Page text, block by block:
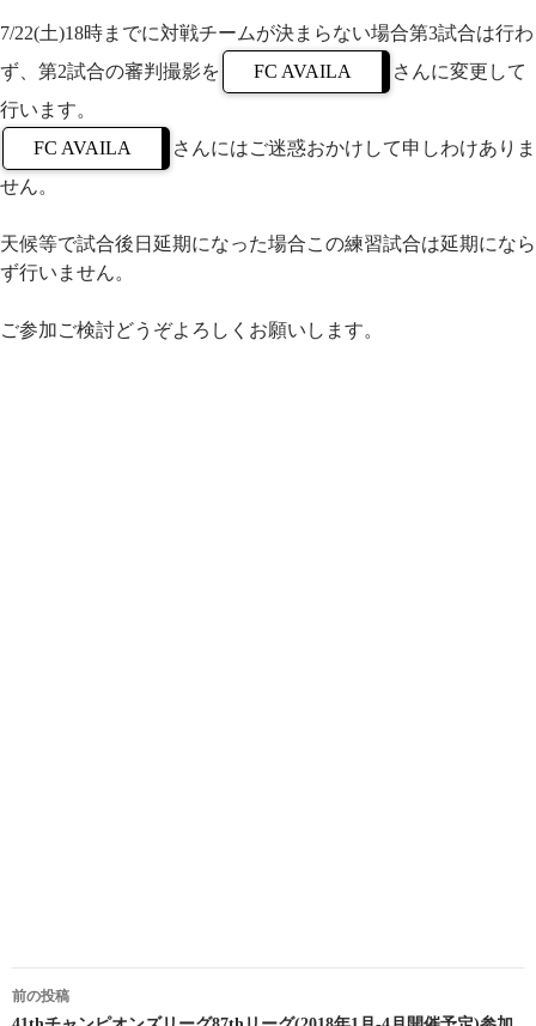
7/22(土)18時までに対戦チームが決まらない場合第3試合は行わ
ず、第2試合の審判撮影を
FC AVAILA
さんに変更して
行います。
FC AVAILA
さんにはご迷惑おかけして申しわけありま
せん。
天候等で試合後日延期になった場合この練習試合は延期になら
ず行いません。
ご参加ご検討どうぞよろしくお願いします。
投
前の投稿